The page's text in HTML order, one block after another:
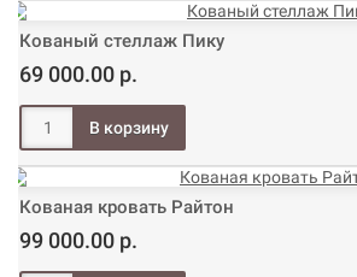
Кованый стеллаж Пику
69 000.00 р.
Кованая кровать Райтон
99 000.00 р.